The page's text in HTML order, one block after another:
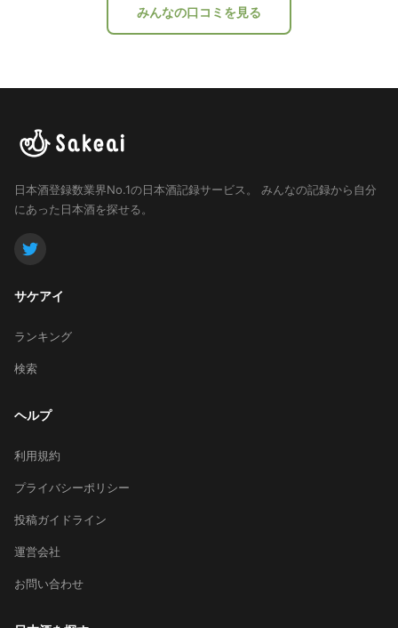
みんなの口コミを見る
日本酒登録数業界No.1の日本酒記録サービス。
みんなの記録から自分
にあった日本酒を探せる。
サケアイ
ランキング
検索
ヘルプ
利用規約
プライバシーポリシー
投稿ガイドライン
運営会社
お問い合わせ